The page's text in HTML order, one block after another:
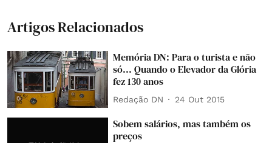
Artigos Relacionados
Memória DN: Para o turista e não
só... Quando o Elevador da Glória
fez 130 anos
Redação DN 24 Out 2015
Sobem salários, mas também os
preços